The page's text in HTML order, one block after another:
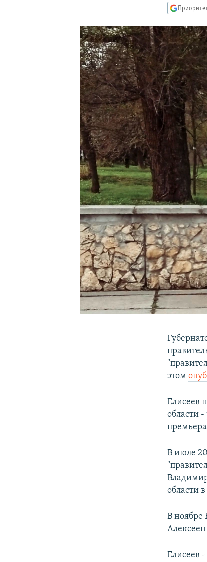
этом
Елисеев
области
премьера
В июле
области
В ноябре
Елисеев